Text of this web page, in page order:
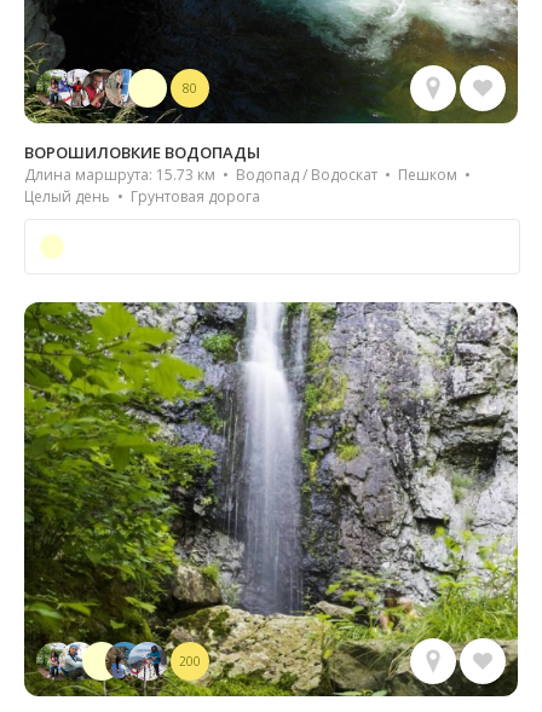
80
ВОРОШИЛОВКИЕ ВОДОПАДЫ
Длина маршрута: 15.73 км • Водопад / Водоскат • Пешком •
Целый день • Грунтовая дорога
200